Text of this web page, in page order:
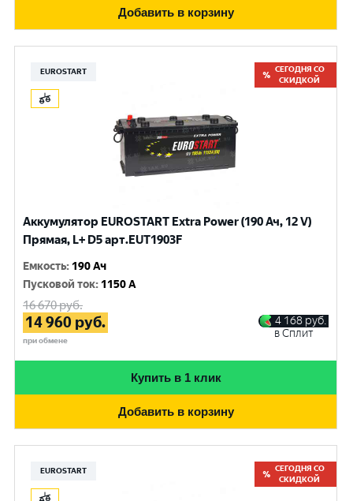
Добавить в корзину
EUROSTART
СЕГОДНЯ СО
СКИДКОЙ
Аккумулятор EUROSTART Extra Power (190 Ач, 12 V)
Прямая, L+ D5 арт.EUT1903F
Емкость: 190 Ач
Пусковой ток: 1150 A
16 670руб.
14 960 руб.
при обмене
4 168 руб.
в Сплит
Купить в 1 клик
Добавить в корзину
EUROSTART
СЕГОДНЯ СО
СКИДКОЙ